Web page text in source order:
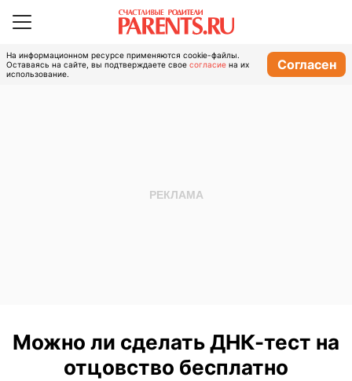
На информационном ресурсе применяются cookie-файлы.
Оставаясь на сайте, вы подтверждаете свое согласие на их
использование.
Согласен
Можно ли сделать ДНК-тест на
отцовство бесплатно